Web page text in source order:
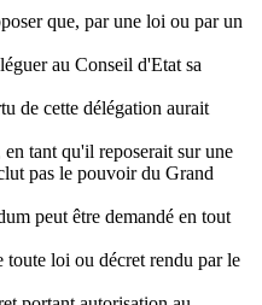
que, par une loi ou par un
au Conseil d'Etat sa
de cette délégation aurait
tant qu'il reposerait sur une
pas le pouvoir du Grand
peut être demandé en tout
toute loi ou décret rendu par le